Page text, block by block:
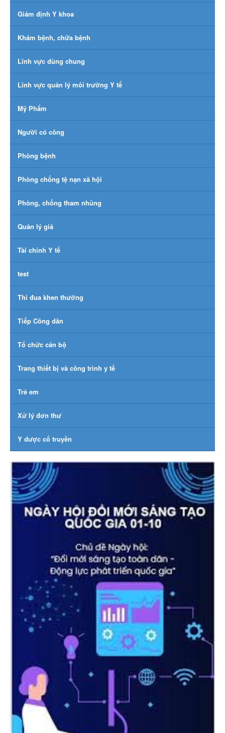
Giám định Y khoa
Khám bệnh, chữa bệnh
Lĩnh vực dùng chung
Lĩnh vực quản lý môi trường Y tế
Mỹ Phẩm
Người có công
Phòng bệnh
Phòng chống tệ nạn xã hội
Phòng, chống tham nhũng
Quản lý giá
Tài chính Y tế
test
Thi đua khen thưởng
Tiếp Công dân
Tổ chức cán bộ
Trang thiết bị và công trình y tế
Trẻ em
Xử lý đơn thư
Y dược cổ truyền